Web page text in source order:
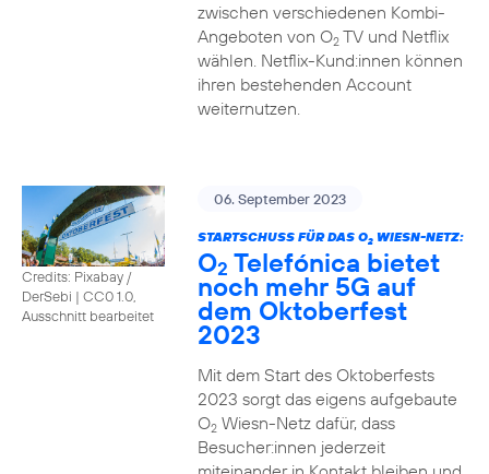
zwischen verschiedenen Kombi-
Angeboten von O2TV und Netflix
wählen. Netflix-Kund:innen können
ihren bestehenden Account
weiternutzen.
Credits: Pixabay /
DerSebi | CC0 1.0,
Ausschnitt bearbeitet
06. September 2023
STARTSCHUSS FÜR DAS O2WIESN-NETZ:
O2 Telefónica bietet
noch mehr 5G auf
dem Oktoberfest
2023
Mit dem Start des Oktoberfests
2023 sorgt das eigens aufgebaute
O2Wiesn-Netz dafür, dass
Besucher:innen jederzeit